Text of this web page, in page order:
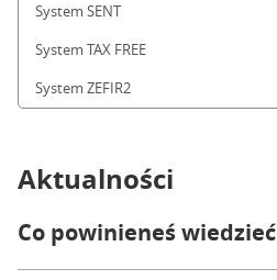
System SENT
System TAX FREE
System ZEFIR2
Aktualności
Co powinieneś wiedzieć